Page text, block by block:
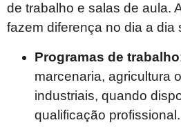
de trabalho e salas de aula.
fazem diferença no dia a dia
Programas de trabalho
marcenaria, agricultura
industriais, quando
qualificação profissional.